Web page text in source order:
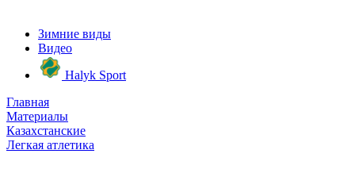
Зимние виды
Видео
Halyk Sport
Главная
Материалы
Казахстанские
Легкая атлетика